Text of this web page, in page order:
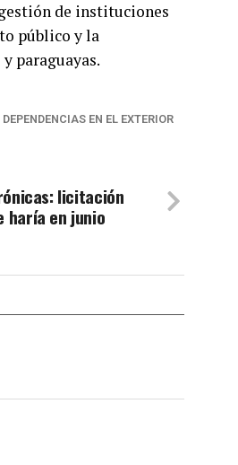
de instituciones
público y la
paraguayas.
EN EL EXTERIOR
licitación
haría en junio